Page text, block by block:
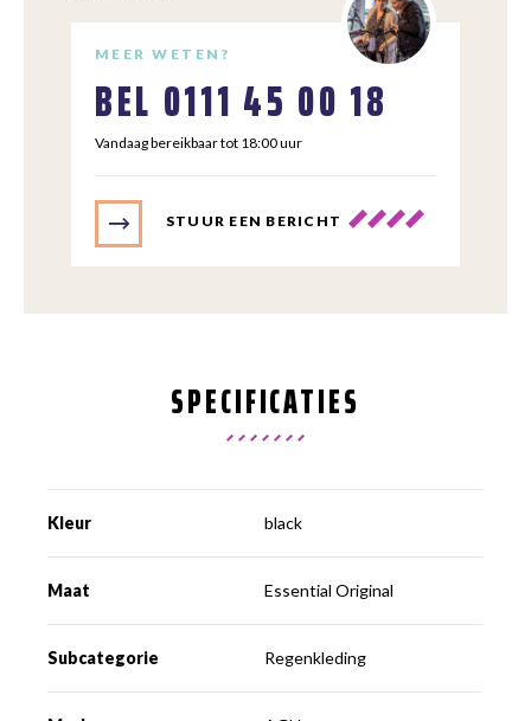
MEER WETEN?
BEL 0111 45 00 18
Vandaag bereikbaar tot 18:00 uur
STUUR EEN BERICHT
SPECIFICATIES
Kleur black
Maat Essential Original
Subcategorie Regenkleding